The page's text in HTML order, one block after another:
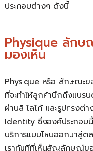
ประกอบต่างๆ ดังนี้
Physique ลักษ
มองเห็น
Physique หรือ ลักษณะข
ที่จะทำให้ลูกค้านึกถึงแบร
ผ่านสี โลโก้ และรูปทรงต่
Identity ซึ่งองค์ประกอบนี้
บริการแบบไหนออกมาสู่
เราทันทีที่เห็นสัญลักษณ์ขอ